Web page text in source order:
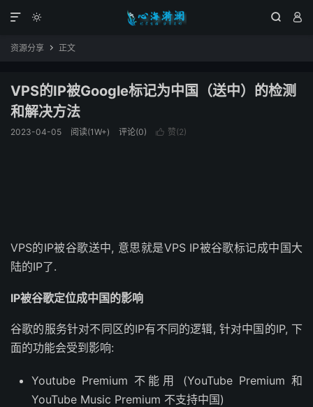
  

资源分享  正文
VPS的IP被Google标记为中国（送中）的检测
和解决方法
2023-04-05 阅读(1W+) 评论(0)  赞(2)
VPS的IP被谷歌送中, 意思就是VPS IP被谷歌标记成中国大
陆的IP了.
IP被谷歌定位成中国的影响
谷歌的服务针对不同区的IP有不同的逻辑, 针对中国的IP, 下
面的功能会受到影响:
Youtube Premium 不能用 (YouTube Premium 和
YouTube Music Premium 不支持中国)